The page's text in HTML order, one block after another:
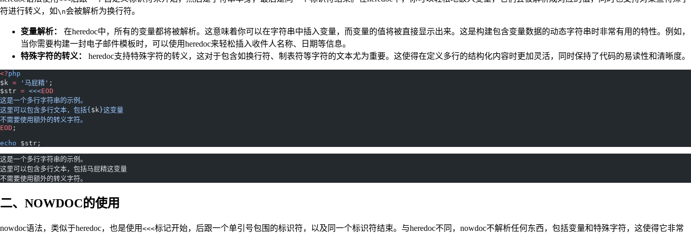
符进行转义，如\n会被解析为换行符。
变量解析：
在heredoc中，所有的变量都将被解析。这意味着你可以在字符串中插入变量，而变量的值将被直接显示出来。这是构建包含变量数据的动态字符串时非常有用的特性。例如，
当你需要构建一封电子邮件模板时，可以使用heredoc来轻松插入收件人名称、日期等信息。
特殊字符的转义：
heredoc支持特殊字符的转义，这对于包含如换行符、制表符等字符的文本尤为重要。这使得在定义多行的结构化内容时更加灵活，同时保持了代码的易读性和清晰度。
<?php
$k = '马屁精' ;
$str = <<<EOD
这是一个多行字符串的示例。
这里可以包含多行文本，包括{ $k }这变量
不需要使用额外的转义字符。
EOD ;
echo $str;
这是一个多行字符串的示例。
这里可以包含多行文本，包括马屁精这变量
不需要使用额外的转义字符。
二、NOWDOC的使用
nowdoc语法，类似于heredoc，也是使用 <<<标记开始，后跟一个单引号包围的标识符，以及同一个标识符结束。与heredoc不同，nowdoc不解析任何东西，包括变量和特殊字符，这使得它非常